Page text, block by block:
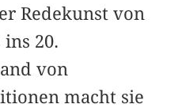
Redekunst von
20.
von
macht sie